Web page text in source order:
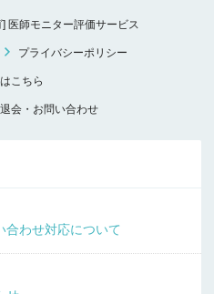
医師モニター評価サービス
プライバシーポリシー
こちら
退会・お問い合わせ
合わせ対応について